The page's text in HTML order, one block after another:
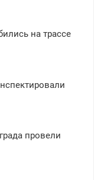
на трассе
провели